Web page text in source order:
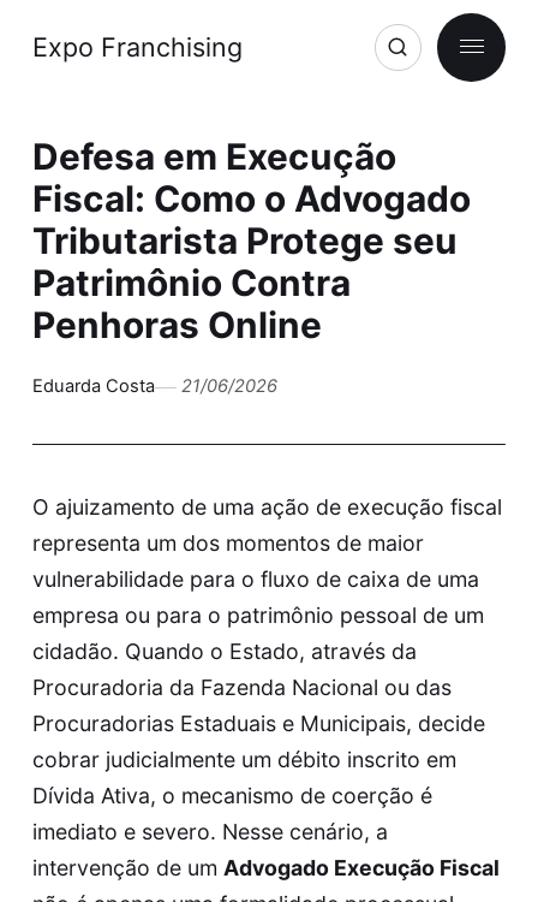
Expo Franchising
Defesa em Execução
Fiscal: Como o Advogado
Tributarista Protege seu
Patrimônio Contra
Penhoras Online
Eduarda Costa 21/06/2026
O ajuizamento de uma ação de execução fiscal
representa um dos momentos de maior
vulnerabilidade para o fluxo de caixa de uma
empresa ou para o patrimônio pessoal de um
cidadão. Quando o Estado, através da
Procuradoria da Fazenda Nacional ou das
Procuradorias Estaduais e Municipais, decide
cobrar judicialmente um débito inscrito em
Dívida Ativa, o mecanismo de coerção é
imediato e severo. Nesse cenário, a
intervenção de um Advogado Execução Fiscal